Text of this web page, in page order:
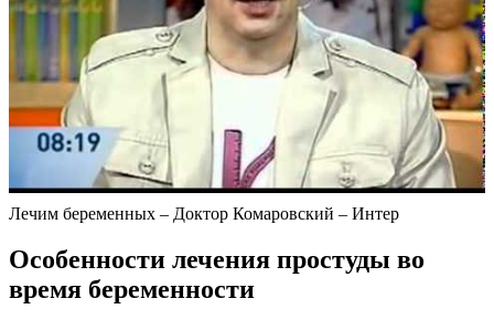
Лечим беременных – Доктор Комаровский – Интер
Особенности лечения простуды во
время беременности